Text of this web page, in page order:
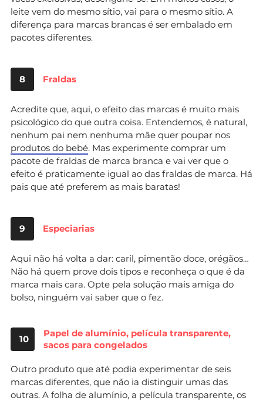
leite vem do mesmo sítio, vai para o mesmo sítio. A
diferença para marcas brancas é ser embalado em
pacotes diferentes.
8 Fraldas
Acredite que, aqui, o efeito das marcas é muito mais
psicológico do que outra coisa. Entendemos, é natural,
nenhum pai nem nenhuma mãe quer poupar nos
produtos do bebé. Mas experimente comprar um
pacote de fraldas de marca branca e vai ver que o
efeito é praticamente igual ao das fraldas de marca. Há
pais que até preferem as mais baratas!
9 Especiarias
Aqui não há volta a dar: caril, pimentão doce, orégãos…
Não há quem prove dois tipos e reconheça o que é da
marca mais cara. Opte pela solução mais amiga do
bolso, ninguém vai saber que o fez.
10
Papel de alumínio, película transparente,
sacos para congelados
Outro produto que até podia experimentar de seis
marcas diferentes, que não ia distinguir umas das
outras. A folha de alumínio, a película transparente, os